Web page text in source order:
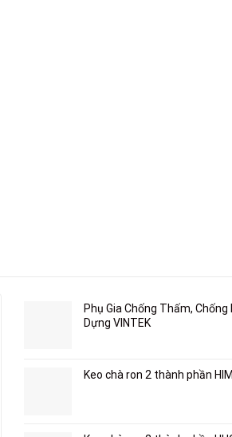
Phụ Gia Chống Thấm,
Dựng VINTEK
Keo chà ron 2 thành phần